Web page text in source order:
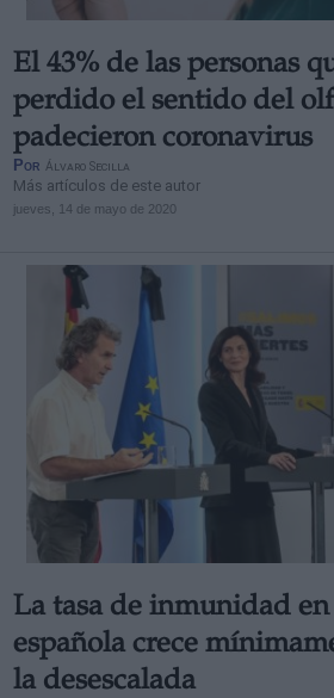
El 43% de las personas
perdido el sentido del
padecieron coronavirus
Por Álvaro Secilla
Más artículos de este autor
jueves, 14 de mayo de 2020
La tasa de inmunidad
española crece
la desescalada
Derechos:
link
Información adicional
link